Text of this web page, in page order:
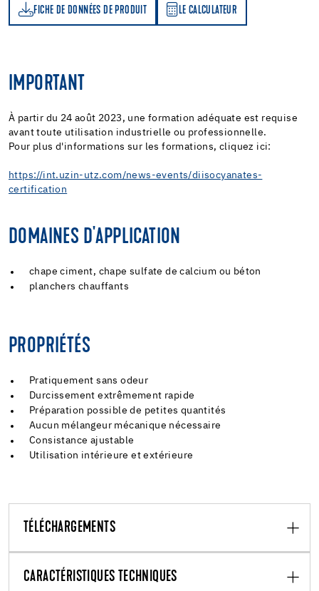
FICHE DE DONNÉES DE PRODUIT LE CALCULATEUR
LE CALCULATEUR
IMPORTANT
À partir du 24 août 2023, une formation adéquate est requise
avant toute utilisation industrielle ou professionnelle.
Pour plus d'informations sur les formations, cliquez ici:
https://int.uzin-utz.com/news-events/diisocyanates-
certification
DOMAINES D'APPLICATION
chape ciment, chape sulfate de calcium ou béton
planchers chauffants
PROPRIÉTÉS
Pratiquement sans odeur
Durcissement extrêmement rapide
Préparation possible de petites quantités
Aucun mélangeur mécanique nécessaire
Consistance ajustable
Utilisation intérieure et extérieure
TÉLÉCHARGEMENTS
CARACTÉRISTIQUES TECHNIQUES